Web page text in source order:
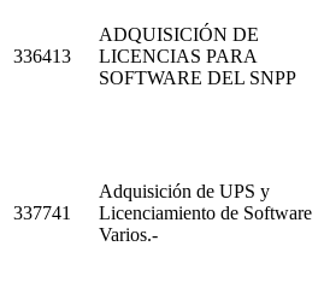
336413
ADQUISICIÓN DE
LICENCIAS PARA
SOFTWARE DEL SNPP
337741
Adquisición de UPS y
Licenciamiento de Software
Varios.-